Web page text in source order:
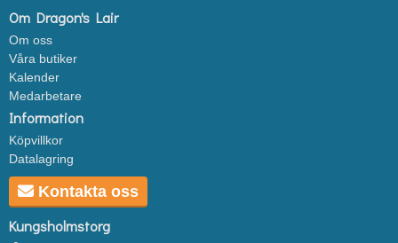
Om Dragon's Lair
Om oss
Våra butiker
Kalender
Medarbetare
Information
Köpvillkor
Datalagring
Kontakta oss
Kungsholmstorg